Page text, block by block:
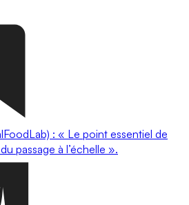
: « Le point essentiel de
passage à l’échelle ».